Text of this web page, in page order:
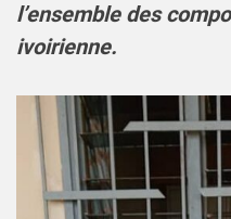
l’ensemble des
ivoirienne.